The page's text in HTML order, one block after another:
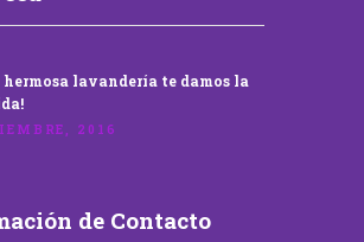
hermosa lavandería te damos la
2016
de Contacto